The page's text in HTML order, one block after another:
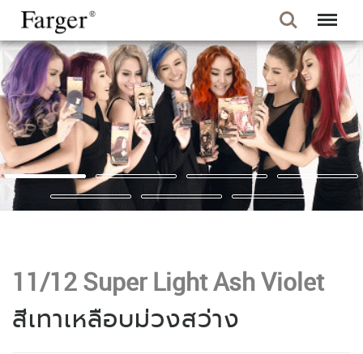
11/12 Super Light Ash Violet
สีเทาเหลือบม่วงสว่าง